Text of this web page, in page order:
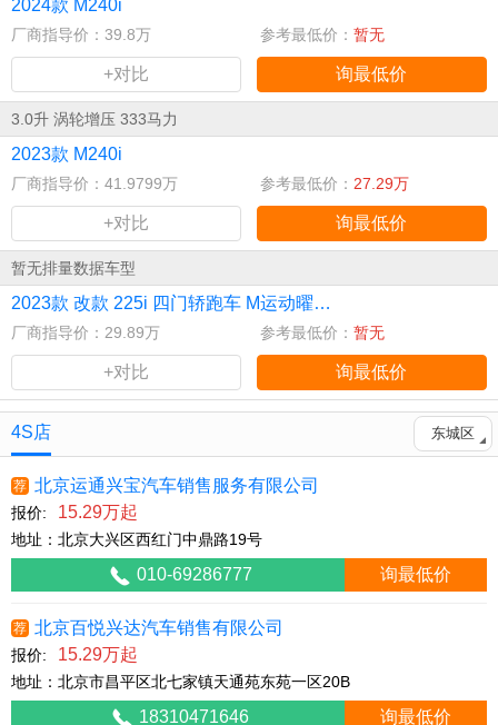
2024款 M240i
厂商指导价：39.8万 参考最低价： 暂无
+对比 询最低价
3.0升 涡轮增压 333马力
2023款 M240i
厂商指导价：41.9799万 参考最低价： 27.29万
+对比 询最低价
暂无排量数据车型
2023款 改款 225i 四门轿跑车 M运动曜夜套装
厂商指导价：29.89万 参考最低价： 暂无
+对比 询最低价
4S店 东城区
荐 北京运通兴宝汽车销售服务有限公司
报价: 15.29万起
地址：北京大兴区西红门中鼎路19号
010-69286777 询最低价
荐 北京百悦兴达汽车销售有限公司
报价: 15.29万起
地址：北京市昌平区北七家镇天通苑东苑一区20B
18310471646 询最低价